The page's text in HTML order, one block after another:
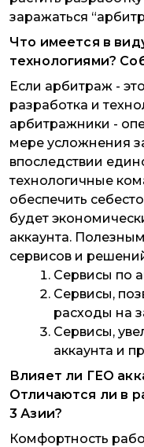
заражаться
Что имеется в
технологиями?
Если арбитраж -
разработка и
арбитражники -
мере усложнения
впоследствии
технологичные
обеспечить
будет
аккаунта.
сервисов и
Сервисы по
Сервисы,
расходы на
Сервисы,
аккаунта и
Влияет ли ГЕО
Отличаются ли в
3 Азии?
Комфортность